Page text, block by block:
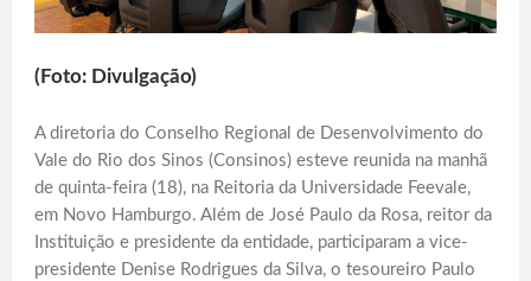
(Foto: Divulgação)
A diretoria do Conselho Regional de Desenvolvimento do
Vale do Rio dos Sinos (Consinos) esteve reunida na manhã
de quinta-feira (18), na Reitoria da Universidade Feevale,
em Novo Hamburgo. Além de José Paulo da Rosa, reitor da
Instituição e presidente da entidade, participaram a vice-
presidente Denise Rodrigues da Silva, o tesoureiro Paulo